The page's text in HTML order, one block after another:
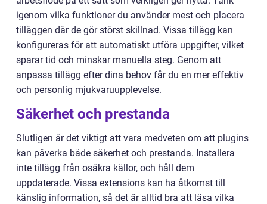
igenom vilka funktioner du använder mest och placera
tilläggen där de gör störst skillnad. Vissa tillägg kan
konfigureras för att automatiskt utföra uppgifter, vilket
sparar tid och minskar manuella steg. Genom att
anpassa tillägg efter dina behov får du en mer effektiv
och personlig mjukvaruupplevelse.
Säkerhet och prestanda
Slutligen är det viktigt att vara medveten om att plugins
kan påverka både säkerhet och prestanda. Installera
inte tillägg från osäkra källor, och håll dem
uppdaterade. Vissa extensions kan ha åtkomst till
känslig information, så det är alltid bra att läsa vilka